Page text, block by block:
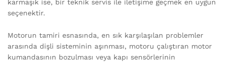
karmaşık ise, bir teknik servis ile iletişime geçmek en uygun
seçenektir.
Motorun tamiri esnasında, en sık karşılaşılan problemler
arasında dişli sisteminin aşınması, motoru çalıştıran motor
kumandasının bozulması veya kapı sensörlerinin